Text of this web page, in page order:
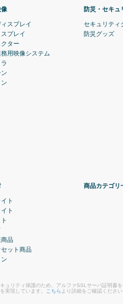
スプレイ
プレイ
ター
用映像システム
防災・セキュ
セキュリティ
防災グッズ
ト
ト
品
ット商品
商品カテゴリ
ュリティ保護のため、アルファSSLサーバ証明書
実現しています。
こちら より詳細をご確認くださ